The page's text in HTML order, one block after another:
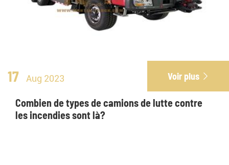
17 Aug 2023 Voir plus 
Combien de types de camions de lutte contre
les incendies sont là?